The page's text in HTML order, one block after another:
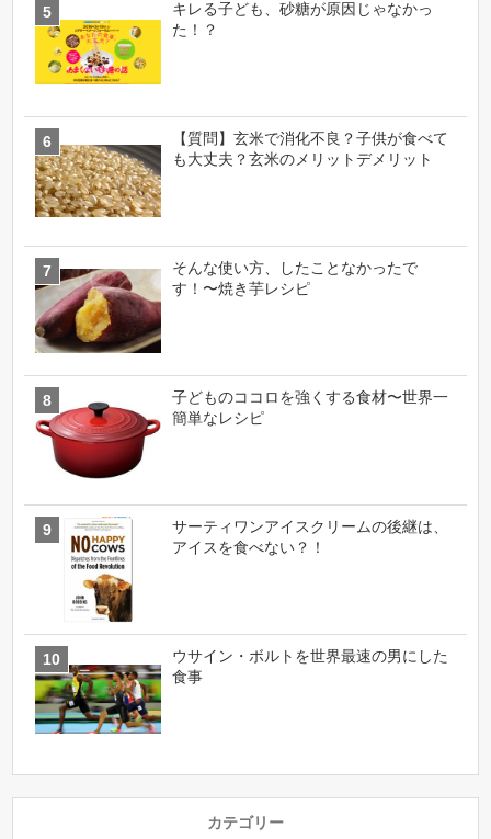
キレる子ども、砂糖が原因じゃなかっ
た！？
【質問】玄米で消化不良？子供が食べて
も大丈夫？玄米のメリットデメリット
そんな使い方、したことなかったで
す！〜焼き芋レシピ
子どものココロを強くする食材〜世界一
簡単なレシピ
サーティワンアイスクリームの後継は、
アイスを食べない？！
ウサイン・ボルトを世界最速の男にした
食事
カテゴリー